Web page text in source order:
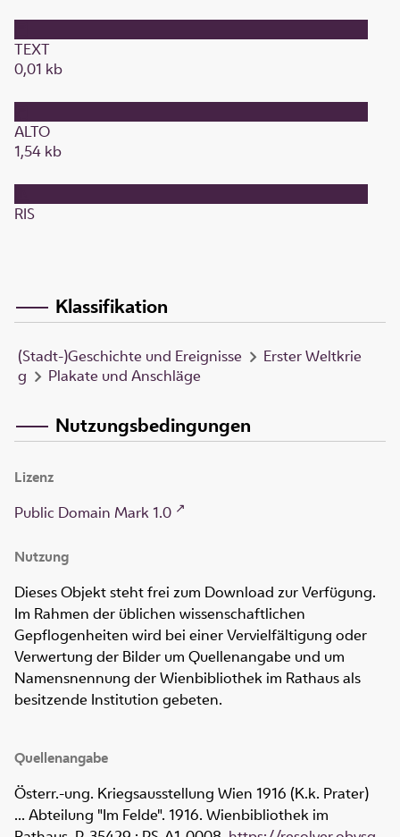
TEXT
0,01 kb
ALTO
1,54 kb
RIS
Klassifikation
(Stadt-)Geschichte und Ereignisse
Erster Weltkrie
g
Plakate und Anschläge
Nutzungsbedingungen
Lizenz
Public Domain Mark 1.0
Nutzung
Dieses Objekt steht frei zum Download zur Verfügung.
Im Rahmen der üblichen wissenschaftlichen
Gepflogenheiten wird bei einer Vervielfältigung oder
Verwertung der Bilder um Quellenangabe und um
Namensnennung der Wienbibliothek im Rathaus als
besitzende Institution gebeten.
Quellenangabe
Österr.-ung. Kriegsausstellung Wien 1916 (K.k. Prater)
... Abteilung "Im Felde". 1916. Wienbibliothek im